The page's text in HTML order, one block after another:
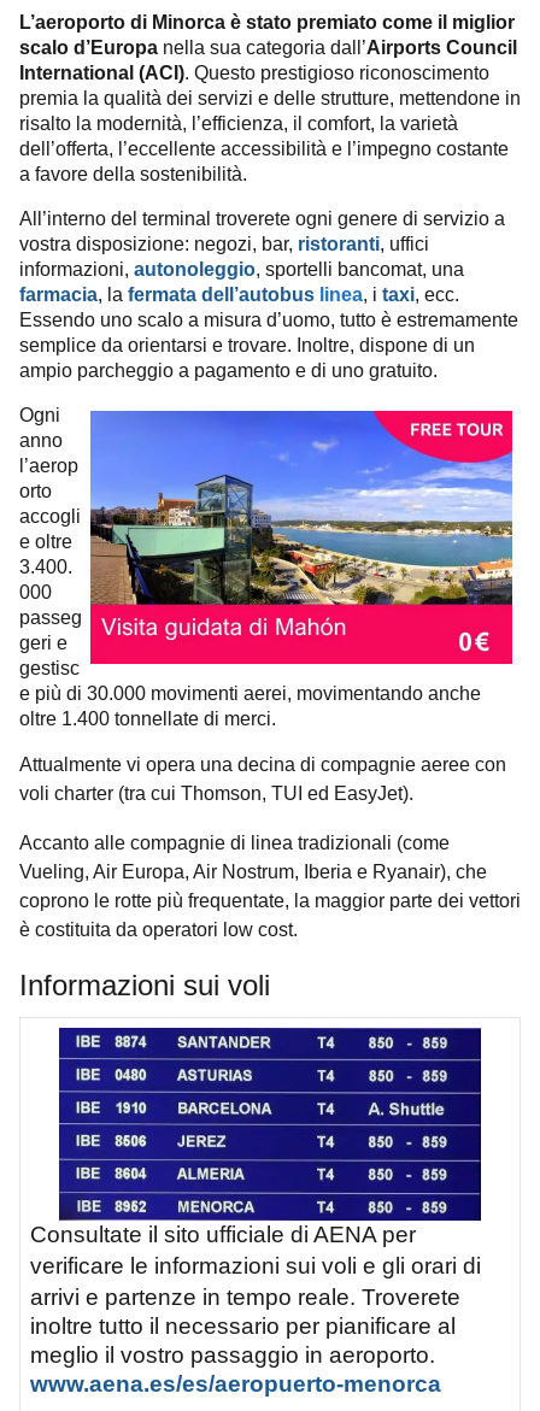
L’aeroporto di Minorca è stato premiato come il miglior
scalo d’Europa nella sua categoria dall’Airports Council
International (ACI). Questo prestigioso riconoscimento
premia la qualità dei servizi e delle strutture, mettendone in
risalto la modernità, l’efficienza, il comfort, la varietà
dell’offerta, l’eccellente accessibilità e l’impegno costante
a favore della sostenibilità.
All’interno del terminal troverete ogni genere di servizio a
vostra disposizione: negozi, bar, ristoranti, uffici
informazioni, autonoleggio, sportelli bancomat, una
farmacia, la fermata dell’autobus linea, i taxi, ecc.
Essendo uno scalo a misura d’uomo, tutto è estremamente
semplice da orientarsi e trovare. Inoltre, dispone di un
ampio parcheggio a pagamento e di uno gratuito.
Ogni
anno
l’aerop
orto
accogli
e oltre
3.400.
000
passeg
geri e
gestisc
e più di 30.000 movimenti aerei, movimentando anche
oltre 1.400 tonnellate di merci.
Attualmente vi opera una decina di compagnie aeree con
voli charter (tra cui Thomson, TUI ed EasyJet).
Accanto alle compagnie di linea tradizionali (come
Vueling, Air Europa, Air Nostrum, Iberia e Ryanair), che
coprono le rotte più frequentate, la maggior parte dei vettori
è costituita da operatori low cost.
Informazioni sui voli
Consultate il sito ufficiale di AENA per
verificare le informazioni sui voli e gli orari di
arrivi e partenze in tempo reale. Troverete
inoltre tutto il necessario per pianificare al
meglio il vostro passaggio in aeroporto.
www.aena.es/es/aeropuerto-menorca